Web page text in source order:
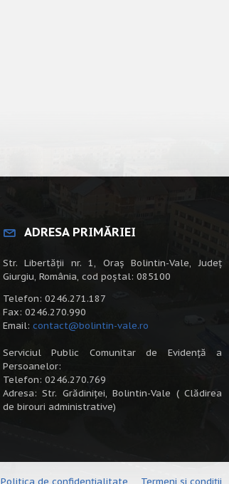
ADRESA PRIMĂRIEI
Str. Libertății nr. 1, Oraș Bolintin-Vale, Județ
Giurgiu, România, cod poștal: 085100
Telefon: 0246.271.187
Fax: 0246.270.990
Email: contact@bolintin-vale.ro
Serviciul Public Comunitar de Evidență a
Persoanelor:
Telefon: 0246.270.769
Adresa: Str. Grădiniței, Bolintin-Vale ( Clădirea
de birouri administrative)
Politica de confidențialitate Termeni și condiții